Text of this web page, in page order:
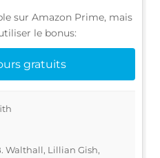
sur Amazon Prime, mais
le bonus:
gratuits
Walthall, Lillian Gish,